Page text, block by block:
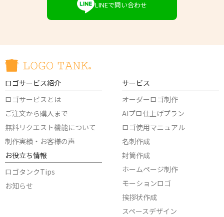
LINEで問い合わせ
ロゴサービス紹介
ロゴサービスとは
ご注文から購入まで
無料リクエスト機能について
制作実績・お客様の声
お役立ち情報
ロゴタンクTips
お知らせ
サービス
オーダーロゴ制作
AIプロ仕上げプラン
ロゴ使用マニュアル
名刺作成
封筒作成
ホームページ制作
モーションロゴ
挨拶状作成
スペースデザイン